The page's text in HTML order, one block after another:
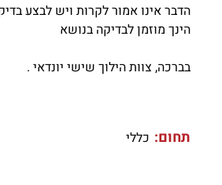
הדבר אינו אמור לקרות ויש לבצע
הינך מוזמן לבדיקה בנושא
בברכה, צוות הילוך שישי יונדאי .
תחום: כללי